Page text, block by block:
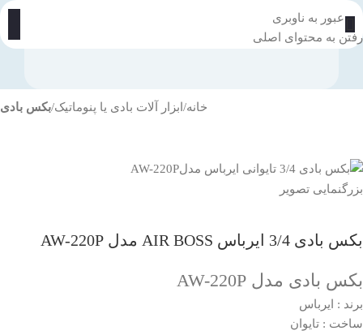
عبور به ناوبری
رفتن به محتوای اصلی
خانه ابزار آلات بادی یا پنوماتیک بکس بادی
بزرگنمایی تصویر
بکس بادی 3/4 ایرباس AIR BOSS مدل AW-220P
بکس بادی مدل AW-220P
برند : ایرباس
ساخت : تایوان